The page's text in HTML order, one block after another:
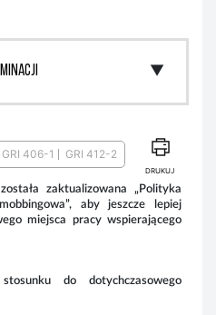
GRI 406-1 GRI 412-2
DRUKUJ
zaktualizowana „Polityka
aby jeszcze lepiej
miejsca pracy wspierającego
do dotychczasowego